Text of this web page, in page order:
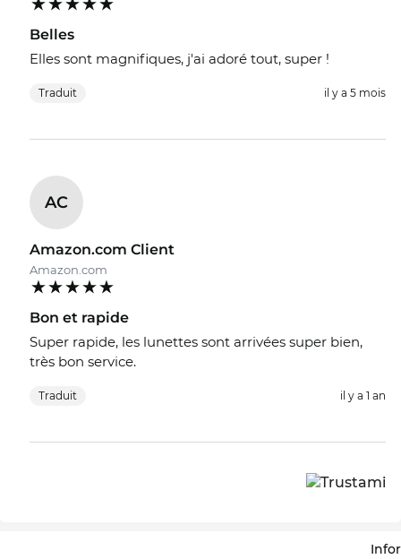
Belles
Elles sont magnifiques, j'ai adoré tout, super !
Traduit il y a 5 mois
AC
Amazon.com Client
Amazon.com
Bon et rapide
Super rapide, les lunettes sont arrivées super bien,
très bon service.
Traduit il y a 1 an